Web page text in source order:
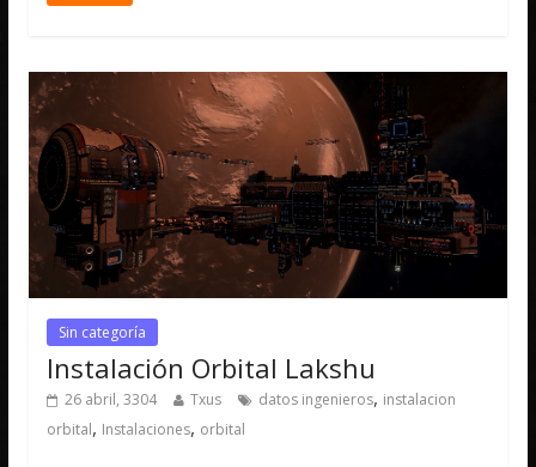
Sin categoría
Instalación Orbital Lakshu
26 abril, 3304 Txus datos ingenieros, instalacion
orbital, Instalaciones, orbital